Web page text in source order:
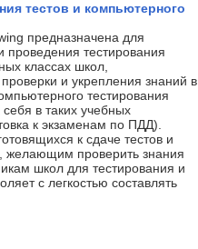
тестов и компьютерного
предназначена для
проведения тестирования
классах школ,
и укрепления знаний в
тестирования
в таких учебных
к экзаменам по ПДД).
к сдаче тестов и
желающим проверить знания
школ для тестирования и
с легкостью составлять